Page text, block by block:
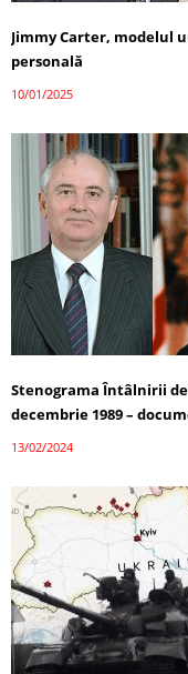
Jimmy Carter, modelul
personală
10/01/2025
Stenograma Întâlnirii
decembrie 1989 –
13/02/2024